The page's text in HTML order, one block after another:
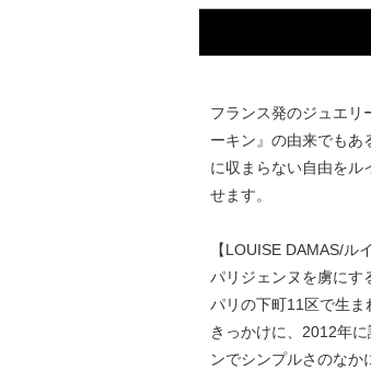
フランス発のジュエリ
ーキン』の由来でもあ
に収まらない自由をル
せます。
【LOUISE DAMAS/ル
パリジェンヌを虜にす
パリの下町11区で生
きっかけに、2012年
ンでシンプルさのな